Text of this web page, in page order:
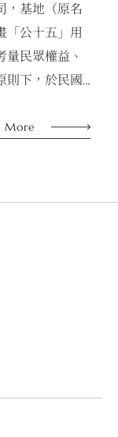
，基地（原名
「公十五」用
民眾權益、
則下，於民國
內容第十二案
More